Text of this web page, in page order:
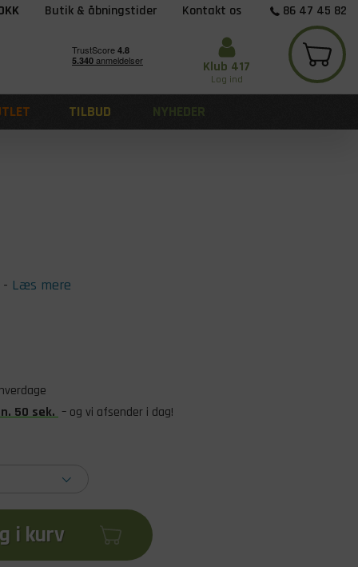
Butik & åbningstider Kontakt os
86 47 45 82
Klub 417
Log ind
TILBUD NYHEDER
- Læs mere
. 50 sek. – og vi afsender i dag!
i kurv